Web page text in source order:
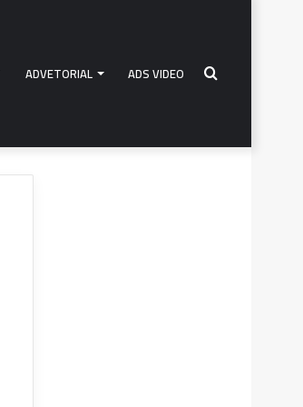
ADVETORIAL ADS VIDEO Search